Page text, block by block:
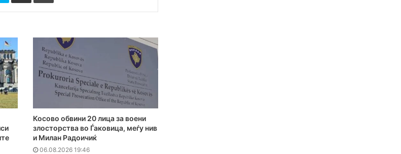
Косово обвини 20 лица за воени
злосторства во Ѓаковица, меѓу нив
и Милан Радоичиќ
06.08.2026 19:46